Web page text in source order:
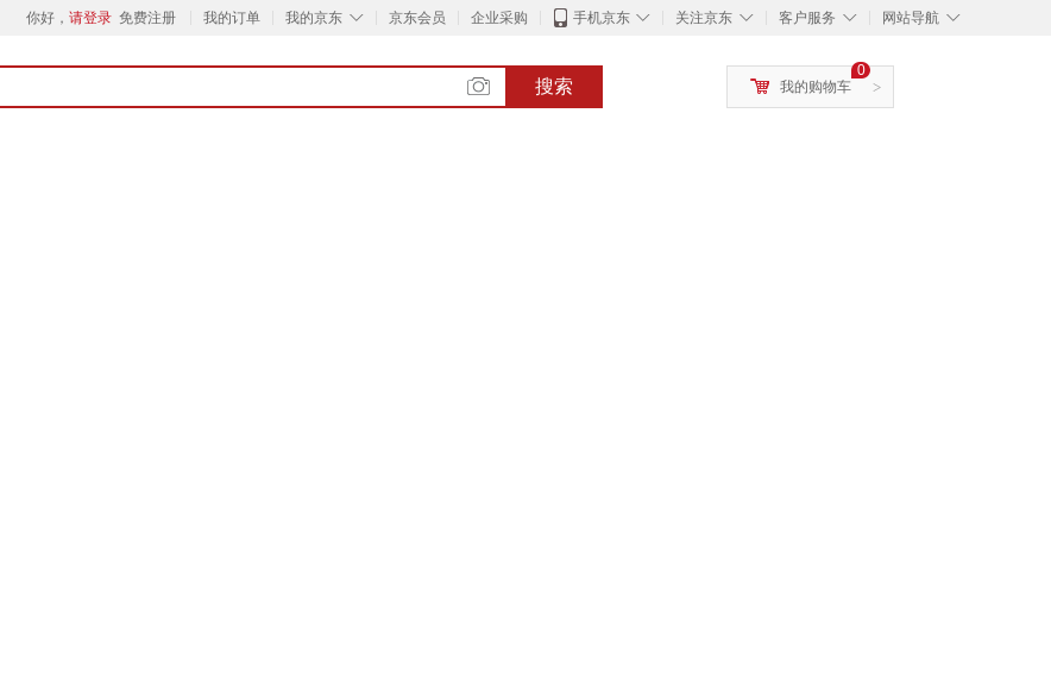
你好， 请登录 免费注册 我的订单 ◇
我的京东 京东会员 企业采购 ◇
手机京东 ◇
关注京东 ◇
客户服务 ◇
网站导航
搜索 >
0
我的购物车